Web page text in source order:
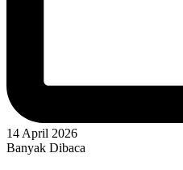
14 April 2026
Banyak Dibaca